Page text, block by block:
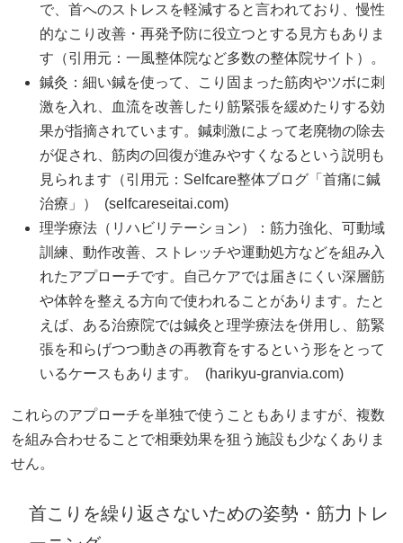
で、首へのストレスを軽減すると言われており、慢性
的なこり改善・再発予防に役立つとする見方もありま
す（引用元：一風整体院など多数の整体院サイト）。
鍼灸：細い鍼を使って、こり固まった筋肉やツボに刺
激を入れ、血流を改善したり筋緊張を緩めたりする効
果が指摘されています。鍼刺激によって老廃物の除去
が促され、筋肉の回復が進みやすくなるという説明も
見られます（引用元：Selfcare整体ブログ「首痛に鍼
治療」） (selfcareseitai.com)
理学療法（リハビリテーション）：筋力強化、可動域
訓練、動作改善、ストレッチや運動処方などを組み入
れたアプローチです。自己ケアでは届きにくい深層筋
や体幹を整える方向で使われることがあります。たと
えば、ある治療院では鍼灸と理学療法を併用し、筋緊
張を和らげつつ動きの再教育をするという形をとって
いるケースもあります。 (harikyu-granvia.com)
これらのアプローチを単独で使うこともありますが、複数
を組み合わせることで相乗効果を狙う施設も少なくありま
せん。
首こりを繰り返さないための姿勢・筋力トレ